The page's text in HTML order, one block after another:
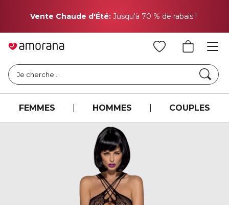
Vente Chaude d'Été: Jusqu'à 70 % de rabais !
Je cherche ..
FEMMES HOMMES COUPLES